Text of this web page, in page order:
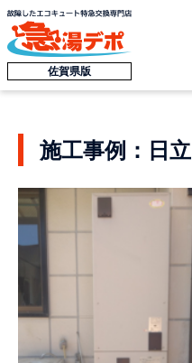
佐賀県版
施工事例：日立